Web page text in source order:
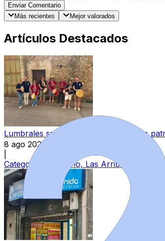
Enviar Comentario
Más recientes
Mejor valorados
Artículos Destacados
Lumbrales se prepara para sus fiestas
8 ago 2026
Categoría:
Vitigudino, Las Arribes y